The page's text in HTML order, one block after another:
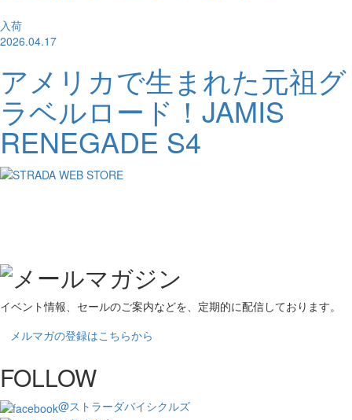
入荷
2026.04.17
アメリカで生まれた元祖グ
ラベルロード！JAMIS
RENEGADE S4
イベント情報、セールのご案内などを、定期的に配信しております。
メルマガの登録はこちらから
FOLLOW
@ストラーダバイシクルズ